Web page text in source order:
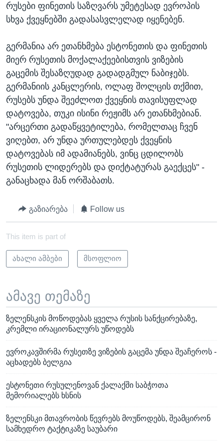
რუსები ფინეთის საზღვარს უმეტესად ევროპის
სხვა ქვეყნებში გადასასვლელად იყენებენ.
გერმანია არ ეთანხმება ესტონეთის და ფინეთის
მიერ რუსეთის მოქალაქეებისთვის ვიზების
გაცემის შესაზღუდად გადადგმულ ნაბიჯებს.
გერმანიის კანცლერის, ოლაფ შოლცის თქმით,
რუსებს უნდა შეეძლოთ ქვეყნის თავისუფლად
დატოვება, თუკი ისინი რეჟიმს არ ეთანხმებიან.
"არცერთი გადაწყვეტილება, რომელთაც ჩვენ
ვიღებთ, არ უნდა ურთულებდეს ქვეყნის
დატოვებას იმ ადამიანებს, ვინც ცდილობს
რუსეთის ლიდერებს და დიქტატურას გაექცეს" -
განაცხადა მან ორშაბათს.
გაზიარება Follow us
This item is part of
ახალი ამბები მსოფლიო
ამავე თემაზე
ზელენსკის მოწოდებას ყველა რუსის სანქცირებაზე,
კრემლი ირაციონალურს უწოდებს
ევროკავშირმა რუსეთზე ვიზების გაცემა უნდა შეაჩეროს -
აცხადებს ბელგია
ესტონეთი რუსულენოვან ქალაქში საბჭოთა
მემორიალებს ხსნის
ზელენსკი მთავრობის წევრებს მოუწოდებს, შეამცირონ
სამხედრო ტაქტიკაზე საუბარი